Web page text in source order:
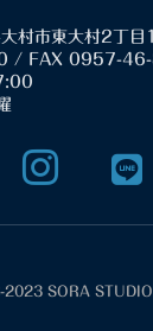
村市東大村2丁
/ FAX 0957-
SORA